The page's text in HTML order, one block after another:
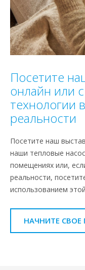
Посетите
онлайн или
технологии
реальности
Посетите наш
наши тепловые
помещениях или,
реальности,
использованием
НАЧНИТЕ СВОЕ